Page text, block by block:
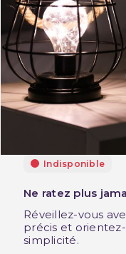
Indisponible
Ne ratez plus
Réveillez-vous
précis et
simplicité.